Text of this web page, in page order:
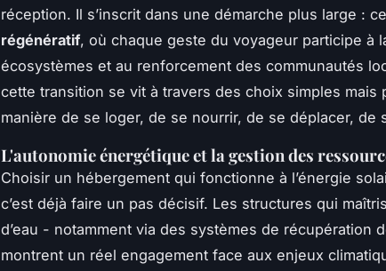
réception. Il s’inscrit dans une démarche plus large :
régénératif, où chaque geste du voyageur participe à
écosystèmes et au renforcement des communautés
cette transition se vit à travers des choix simples mais
manière de se loger, de se nourrir, de se déplacer, de
L'autonomie énergétique et la gestion des
Choisir un hébergement qui fonctionne à l’énergie
c’est déjà faire un pas décisif. Les structures qui
d’eau - notamment via des systèmes de récupération
montrent un réel engagement face aux enjeux